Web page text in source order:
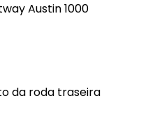
Austin 1000
da roda traseira